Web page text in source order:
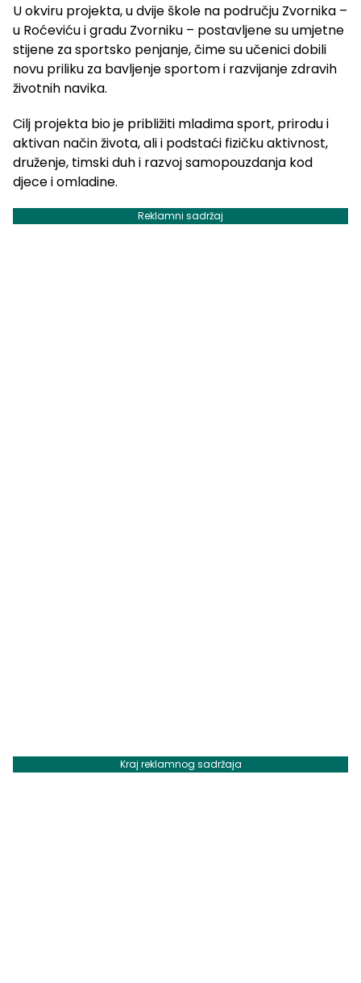
U okviru projekta, u dvije škole na području Zvornika –
u Roćeviću i gradu Zvorniku – postavljene su umjetne
stijene za sportsko penjanje, čime su učenici dobili
novu priliku za bavljenje sportom i razvijanje zdravih
životnih navika.
Cilj projekta bio je približiti mladima sport, prirodu i
aktivan način života, ali i podstaći fizičku aktivnost,
druženje, timski duh i razvoj samopouzdanja kod
djece i omladine.
Reklamni sadržaj
Kraj reklamnog sadržaja